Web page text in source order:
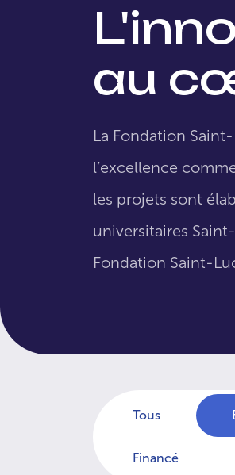
au
La Fondation
l’excellence
les projets sont
universitaires
Fondation Saint-
Tous
Financé